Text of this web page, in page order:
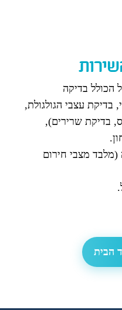
הכולל בדיקה
בדיקת עצבי הגולגולת,
בדיקת שרירים),
מצבי חירום
הבית